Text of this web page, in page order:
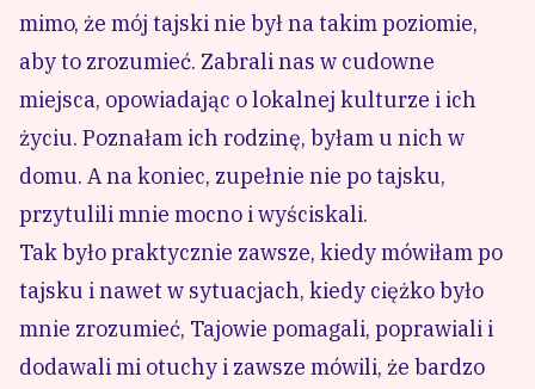
mimo, że mój tajski nie był na takim poziomie,
aby to zrozumieć. Zabrali nas w cudowne
miejsca, opowiadając o lokalnej kulturze i ich
życiu. Poznałam ich rodzinę, byłam u nich w
domu. A na koniec, zupełnie nie po tajsku,
przytulili mnie mocno i wyściskali.
Tak było praktycznie zawsze, kiedy mówiłam po
tajsku i nawet w sytuacjach, kiedy ciężko było
mnie zrozumieć, Tajowie pomagali, poprawiali i
dodawali mi otuchy i zawsze mówili, że bardzo